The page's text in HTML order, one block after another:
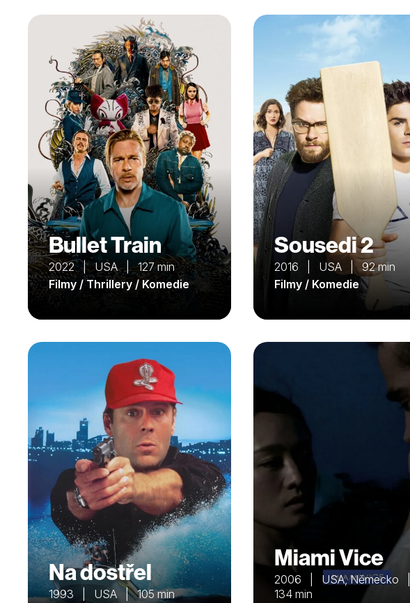
Bullet Train
2022 | USA | 127 min
Filmy / Thrillery / Komedie
Sousedi 2
2016 | USA | 92 min
Filmy / Komedie
Na dostřel
1993 | USA | 105 min
Miami Vice
2006 | USA, Německo |
134 min